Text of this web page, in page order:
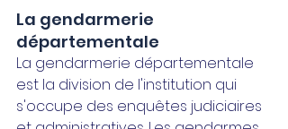
La gendarmerie
départementale
La gendarmerie départementale
est la division de l'institution qui
s'occupe des enquêtes judiciaires